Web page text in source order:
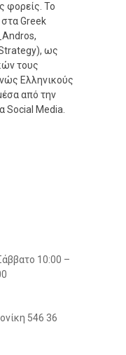
φορείς. Το
Greek
ως
τους
Ελληνικούς
από την
Social Media.
10:00 –
546 36